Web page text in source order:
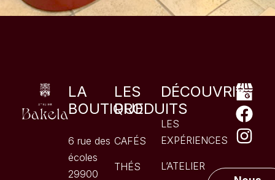
LA
BOUTIQUE
6 rue des
écoles
29900
LES
PRODUITS
CAFÉS
THÉS
DÉCOUVRIR
LES
EXPÉRIENCES
L’ATELIER